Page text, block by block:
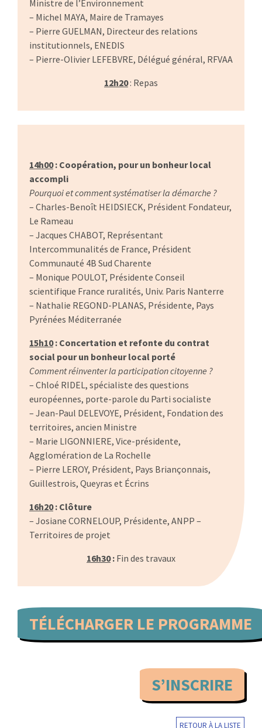
Ministre de l’Environnement
– Michel MAYA, Maire de Tramayes
– Pierre GUELMAN, Directeur des relations
institutionnels, ENEDIS
– Pierre-Olivier LEFEBVRE, Délégué général, RFVAA
12h20: Repas
14h00: Coopération, pour un bonheur local
accompli
Pourquoi et comment systématiser la démarche ?
– Charles-Benoît HEIDSIECK, Président Fondateur,
Le Rameau
– Jacques CHABOT, Représentant
Intercommunalités de France, Président
Communauté 4B Sud Charente
– Monique POULOT, Présidente Conseil
scientifique France ruralités, Univ. Paris Nanterre
– Nathalie REGOND-PLANAS, Présidente, Pays
Pyrénées Méditerranée
15h10: Concertation et refonte du contrat
social pour un bonheur local porté
Comment réinventer la participation citoyenne ?
– Chloé RIDEL, spécialiste des questions
européennes, porte-parole du Parti socialiste
– Jean-Paul DELEVOYE, Président, Fondation des
territoires, ancien Ministre
– Marie LIGONNIERE, Vice-présidente,
Agglomération de La Rochelle
– Pierre LEROY, Président, Pays Briançonnais,
Guillestrois, Queyras et Écrins
16h20: Clôture
– Josiane CORNELOUP, Présidente, ANPP –
Territoires de projet
16h30 : Fin des travaux
TÉLÉCHARGER LE PROGRAMME
S’INSCRIRE
RETOUR À LA LISTE